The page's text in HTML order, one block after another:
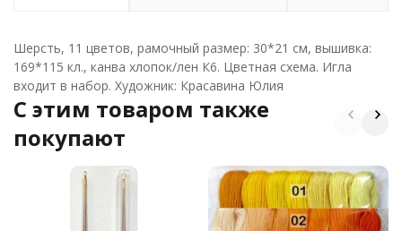
Шерсть, 11 цветов, рамочный размер: 30*21 см, вышивка:
169*115 кл., канва хлопок/лен К6. Цветная схема. Игла
входит в набор. Художник: Красавина Юлия
C этим товаром также
покупают